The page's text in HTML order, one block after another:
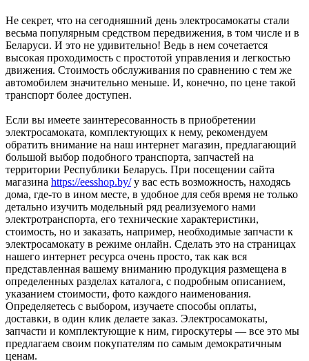
Не секрет, что на сегодняшний день электросамокаты стали
весьма популярным средством передвижения, в том числе и в
Беларуси. И это не удивительно! Ведь в нем сочетается
высокая проходимость с простотой управления и легкостью
движения. Стоимость обслуживания по сравнению с тем же
автомобилем значительно меньше. И, конечно, по цене такой
транспорт более доступен.
Если вы имеете заинтересованность в приобретении
электросамоката, комплектующих к нему, рекомендуем
обратить внимание на наш интернет магазин, предлагающий
большой выбор подобного транспорта, запчастей на
территории Республики Беларусь. При посещении сайта
магазина https://eesshop.by/у вас есть возможность, находясь
дома, где-то в ином месте, в удобное для себя время не только
детально изучить модельный ряд реализуемого нами
электротранспорта, его технические характеристики,
стоимость, но и заказать, например, необходимые запчасти к
электросамокату в режиме онлайн. Сделать это на страницах
нашего интернет ресурса очень просто, так как вся
представленная вашему вниманию продукция размещена в
определенных разделах каталога, с подробным описанием,
указанием стоимости, фото каждого наименования.
Определяетесь с выбором, изучаете способы оплаты,
доставки, в один клик делаете заказ. Электросамокаты,
запчасти и комплектующие к ним, гироскутеры — все это мы
предлагаем своим покупателям по самым демократичным
ценам.